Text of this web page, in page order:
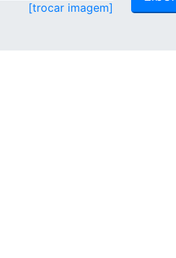
[trocar imagem]